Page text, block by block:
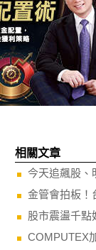
相關文章
今天追飆股、
金管會拍板！
股市震盪千點
COMPUTEX